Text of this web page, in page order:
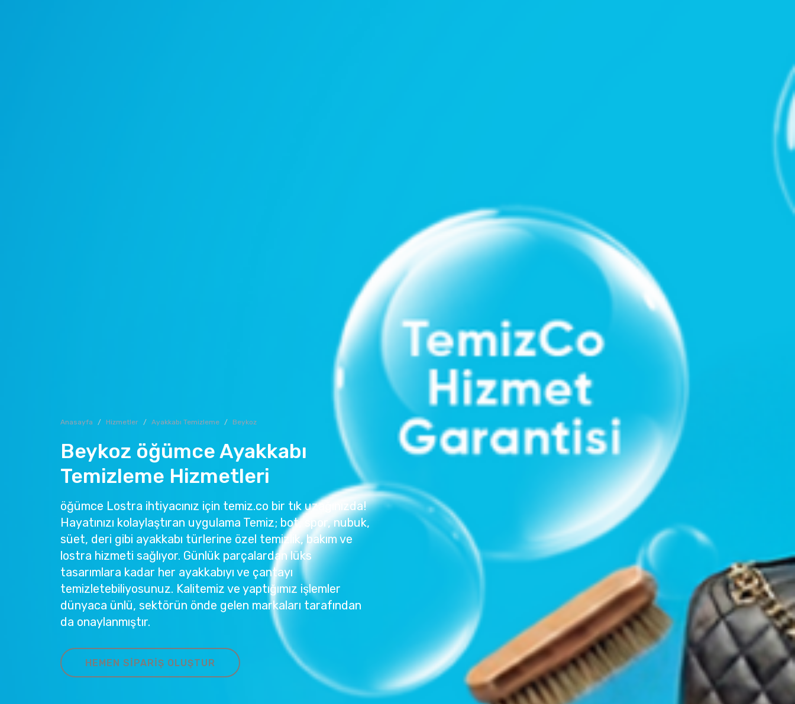
Anasayfa Hizmetler Ayakkabı Temizleme Beykoz
Beykoz öğümce Ayakkabı
Temizleme Hizmetleri
öğümce Lostra ihtiyacınız için temiz.co bir tık uzağınızda!
Hayatınızı kolaylaştıran uygulama Temiz; bot, spor, nubuk,
süet, deri gibi ayakkabı türlerine özel temizlik, bakım ve
lostra hizmeti sağlıyor. Günlük parçalardan lüks
tasarımlara kadar her ayakkabıyı ve çantayı
temizletebiliyosunuz. Kalitemiz ve yaptığımız işlemler
dünyaca ünlü, sektörün önde gelen markaları tarafından
da onaylanmıştır.
HEMEN SIPARIŞ OLUŞTUR